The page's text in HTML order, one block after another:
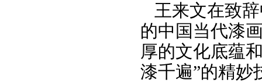
王来文在致
的中国当代漆
厚的文化底蕴
漆千遍”的精妙